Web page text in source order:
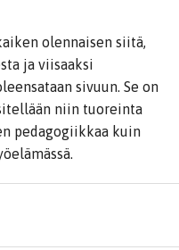
olennaisen siitä,
ja viisaaksi
sivuun. Se on
niin tuoreinta
pedagogiikkaa kuin